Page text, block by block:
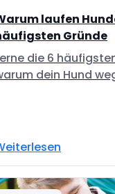
laufen
Gründe
die 6
dein Hund